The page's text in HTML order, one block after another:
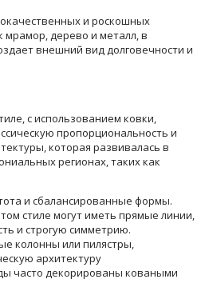
и роскошных
мрамор, дерево и металл, в
внешний вид долговечности и
с использованием ковки,
пропорциональность и
которая развивалась в
регионах, таких как
и сбалансированные формы.
стиле могут иметь прямые линии,
и строгую симметрию.
колонны или пилястры,
архитектуру
часто декорированы коваными